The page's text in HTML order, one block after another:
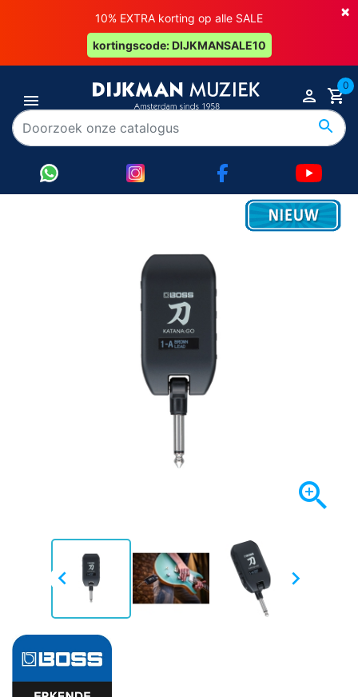
×
10% EXTRA korting op alle SALE
kortingscode: DIJKMANSALE10
0

 